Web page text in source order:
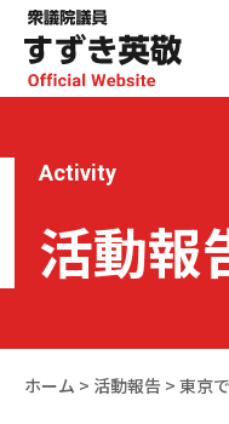
Activity
活動報
ホーム > 活動報告 > 東京